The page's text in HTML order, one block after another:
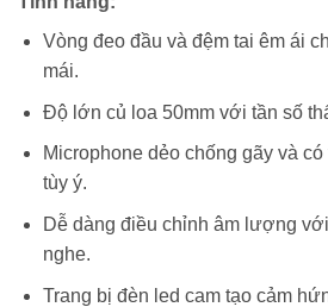
Vòng đeo đầu và đệm tai êm ái
mái.
Độ lớn củ loa 50mm với tần số
Microphone dẻo chống gãy và
tùy ý.
Dễ dàng điều chỉnh âm lượng
nghe.
Trang bị đèn led cam tạo cảm